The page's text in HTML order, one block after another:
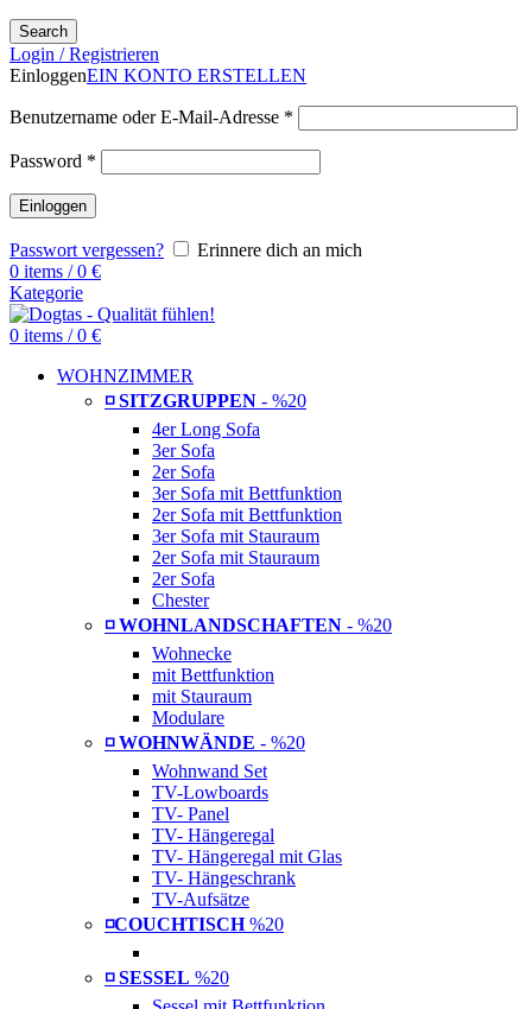
Search
Login / Registrieren
EinloggenEIN KONTO ERSTELLEN
Benutzername oder E-Mail-Adresse *
Password *
Einloggen
Passwort vergessen?
Erinnere dich an mich
0 items / 0 €
Kategorie
0 items / 0 €
WOHNZIMMER
◽ SITZGRUPPEN - %20
4er Long Sofa
3er Sofa
2er Sofa
3er Sofa mit Bettfunktion
2er Sofa mit Bettfunktion
3er Sofa mit Stauraum
2er Sofa mit Stauraum
2er Sofa
Chester
◽ WOHNLANDSCHAFTEN - %20
Wohnecke
mit Bettfunktion
mit Stauraum
Modulare
◽ WOHNWÄNDE - %20
Wohnwand Set
TV-Lowboards
TV- Panel
TV- Hängeregal
TV- Hängeregal mit Glas
TV- Hängeschrank
TV-Aufsätze
◽COUCHTISCH %20
◽ SESSEL %20